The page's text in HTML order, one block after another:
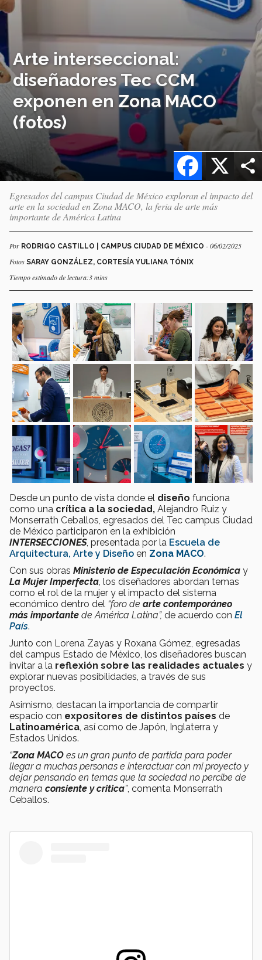
Arte interseccional:
diseñadores Tec CCM
exponen en Zona MACO
(fotos)
X
Facebook
Egresados del campus Ciudad de México exploran el impacto del
arte en la sociedad en Zona MACO, la feria de arte más
importante de América Latina
Por RODRIGO CASTILLO | CAMPUS CIUDAD DE MÉXICO - 06/02/2025
Fotos SARAY GONZÁLEZ, CORTESÍA YULIANA TÓNIX
Tiempo estimado de lectura:3 mins
Desde un punto de vista donde el diseño funciona
como una crítica a la sociedad, Alejandro Ruiz y
Monserrath Ceballos, egresados del Tec campus Ciudad
de México participaron en la exhibición
INTERSECCIONES, presentada por la Escuela de
Arquitectura, Arte y Diseño en Zona MACO.
Con sus obras Ministerio de Especulación Económica y
La Mujer Imperfecta , los diseñadores abordan temas
como el rol de la mujer y el impacto del sistema
económico dentro del “foro de arte contemporáneo
más importante de América Latina”, de acuerdo con El
País.
Junto con Lorena Zayas y Roxana Gómez, egresadas
del campus Estado de México, los diseñadores buscan
invitar a la reflexión sobre las realidades actuales y
explorar nuevas posibilidades, a través de sus
proyectos.
Asimismo, destacan la importancia de compartir
espacio con expositores de distintos países de
Latinoamérica , así como de Japón, Inglaterra y
Estados Unidos.
“Zona MACO es un gran punto de partida para poder
llegar a muchas personas e interactuar con mi proyecto y
dejar pensando en temas que la sociedad no percibe de
manera consiente y critica”, comenta Monserrath
Ceballos.